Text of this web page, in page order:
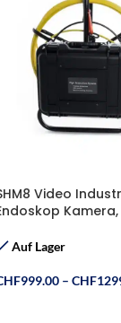
Video
Auf Lager
999.00 – CHF